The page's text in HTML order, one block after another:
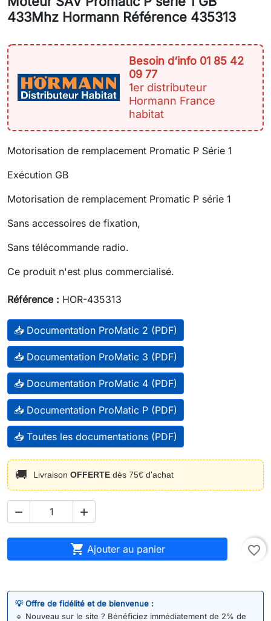
433Mhz Hormann Référence 435313
Besoin d‘info 01 85 42
09 77
1er distributeur
Hormann France
habitat
Motorisation de remplacement Promatic P Série 1
Exécution GB
Motorisation de remplacement Promatic P série 1
Sans accessoires de fixation,
Sans télécommande radio.
Ce produit n'est plus commercialisé.
Référence : HOR-435313
📥 Documentation ProMatic 2 (PDF)
📥 Documentation ProMatic 3 (PDF)
📥 Documentation ProMatic 4 (PDF)
📥 Documentation ProMatic P (PDF)
📥 Toutes les documentations (PDF)
🚚 Livraison OFFERTE dès 75€ d'achat
 
 Ajouter au panier favorite_border
💡 Offre de fidélité et de bienvenue :
🔹 Nouveau sur le site ? Bénéficiez immédiatement de 2% de